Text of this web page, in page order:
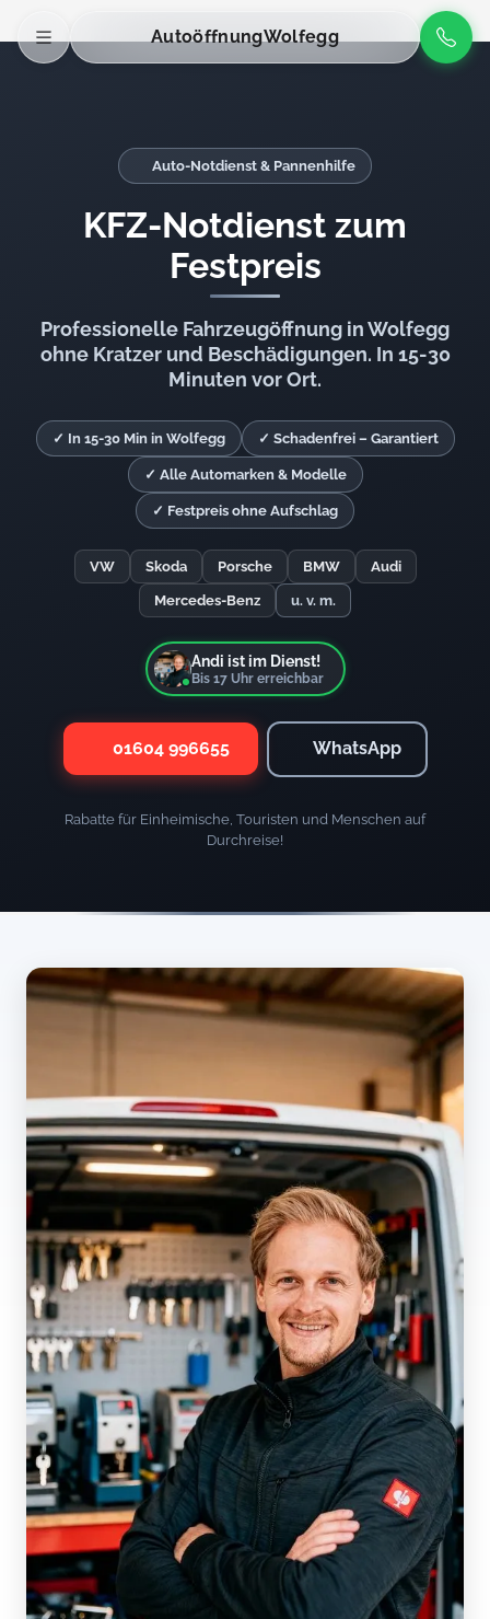
AutoöffnungWolfegg
Auto-Notdienst & Pannenhilfe
KFZ-Notdienst zum
Festpreis
Professionelle Fahrzeugöffnung in Wolfegg
ohne Kratzer und Beschädigungen. In 15-30
Minuten vor Ort.
✓ In 15-30 Min in Wolfegg ✓ Schadenfrei – Garantiert
✓ Alle Automarken & Modelle
✓ Festpreis ohne Aufschlag
VW Skoda Porsche BMW Audi
Mercedes-Benz u. v. m.
Andi ist im Dienst!
Bis 17Uhr erreichbar
01604 996655 WhatsApp
Rabatte für Einheimische, Touristen und Menschen auf
Durchreise!